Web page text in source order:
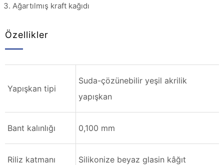
Ağartılmış kraft kağıdı
Özellikler
Yapışkan tipi
Suda-çözünebilir yeşil akrilik
yapışkan
Bant kalınlığı 0,100 mm
Riliz katmanı Silikonize beyaz glasin kâğıt